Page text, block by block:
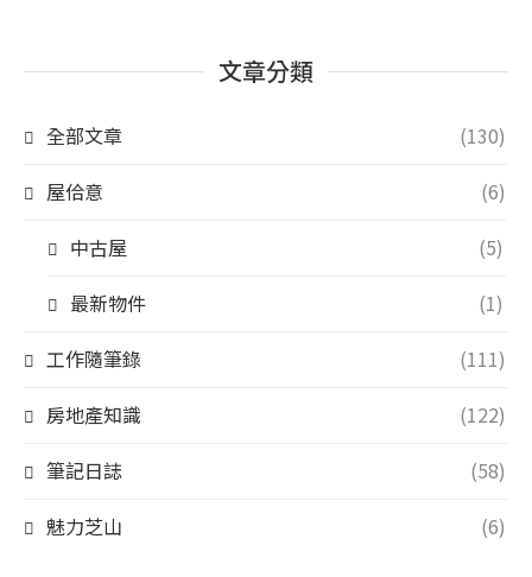
文章分類
全部文章
(130)
屋佮意
(6)
中古屋
(5)
最新物件
(1)
工作隨筆錄
(111)
房地產知識
(122)
筆記日誌
(58)
魅力芝山
(6)